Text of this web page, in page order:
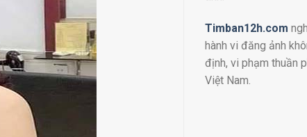
Timban12h.com
hành vi đăng ảnh
định, vi phạm thuần
Việt Nam.